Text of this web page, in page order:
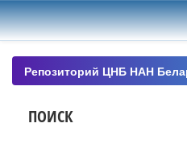
Skip
navigation
Репозиторий ЦНБ НАН
ПОИСК